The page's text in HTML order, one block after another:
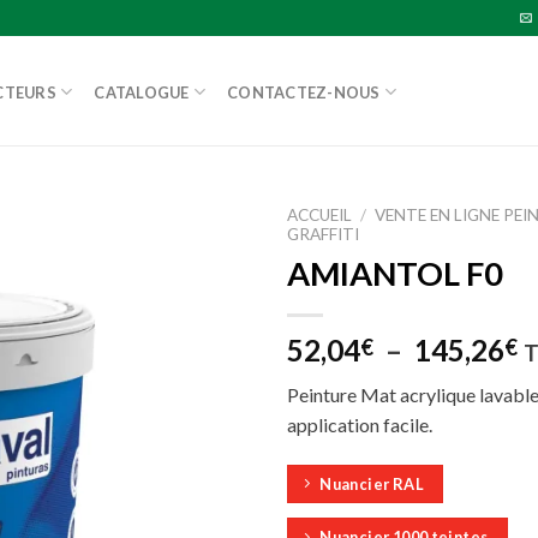
CATALOGUE CONTACTEZ-NOUS
ACCUEIL / VENTE EN LIGNE
GRAFFITI
AMIANTOL F0
52,04€ – 145,26€
Peinture Mat acrylique
application facile.
Nuancier RAL